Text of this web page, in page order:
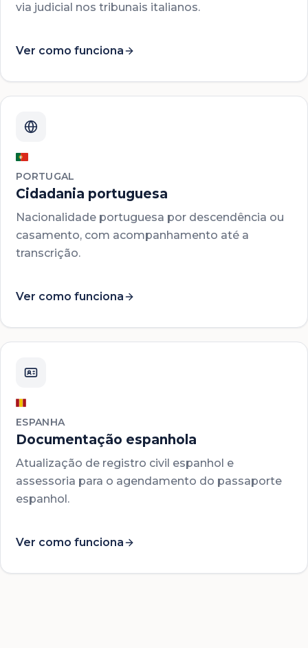
via judicial nos tribunais italianos.
Ver como funciona
PORTUGAL
Cidadania portuguesa
Nacionalidade portuguesa por descendência ou
casamento, com acompanhamento até a
transcrição.
Ver como funciona
ESPANHA
Documentação espanhola
Atualização de registro civil espanhol e
assessoria para o agendamento do passaporte
espanhol.
Ver como funciona